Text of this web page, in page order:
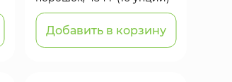
Добавить в корзину